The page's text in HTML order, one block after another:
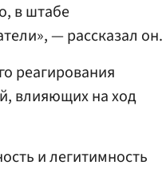
в штабе
— рассказал он.
реагирования
влияющих на ход
и легитимность